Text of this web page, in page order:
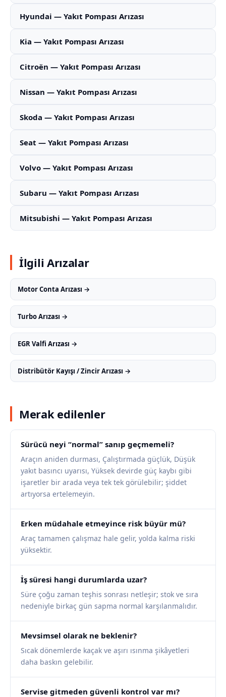
Hyundai — Yakıt Pompası Arızası
Kia — Yakıt Pompası Arızası
Citroën — Yakıt Pompası Arızası
Nissan — Yakıt Pompası Arızası
Skoda — Yakıt Pompası Arızası
Seat — Yakıt Pompası Arızası
Volvo — Yakıt Pompası Arızası
Subaru — Yakıt Pompası Arızası
Mitsubishi — Yakıt Pompası Arızası
İlgili Arızalar
Motor Conta Arızası →
Turbo Arızası →
EGR Valfi Arızası →
Distribütör Kayışı / Zincir Arızası →
Merak edilenler
Sürücü neyi “normal” sanıp geçmemeli?
Araçın aniden durması, Çalıştırmada güçlük, Düşük
yakıt basıncı uyarısı, Yüksek devirde güç kaybı gibi
işaretler bir arada veya tek tek görülebilir; şiddet
artıyorsa ertelemeyin.
Erken müdahale etmeyince risk büyür mü?
Araç tamamen çalışmaz hale gelir, yolda kalma riski
yüksektir.
İş süresi hangi durumlarda uzar?
Süre çoğu zaman teşhis sonrası netleşir; stok ve sıra
nedeniyle birkaç gün sapma normal karşılanmalıdır.
Mevsimsel olarak ne beklenir?
Sıcak dönemlerde kaçak ve aşırı ısınma şikâyetleri
daha baskın gelebilir.
Servise gitmeden güvenli kontrol var mı?